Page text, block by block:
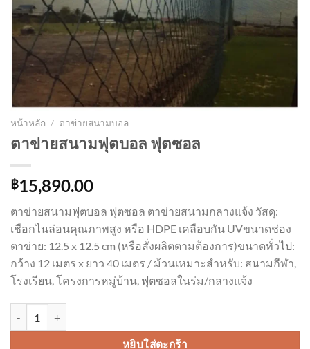
หน้าหลัก / ตาข่ายสนามบอล
ตาข่ายสนามฟุตบอล ฟุตซอล
฿15,890.00
ตาข่ายสนามฟุตบอล ฟุตซอล ตาข่ายสนามกลางแจ้ง วัสดุ:
เชือกไนล่อนคุณภาพสูง หรือ HDPE เคลือบกัน UVขนาดช่อง
ตาข่าย: 12.5 x 12.5 cm (หรือสั่งผลิตตามต้องการ)ขนาดทั่วไป:
กว้าง 12 เมตร x ยาว 40 เมตร / ม้วนเหมาะสำหรับ: สนามกีฬา,
โรงเรียน, โครงการหมู่บ้าน, ฟุตซอลในร่ม/กลางแจ้ง
หยิบใส่ตะกร้า